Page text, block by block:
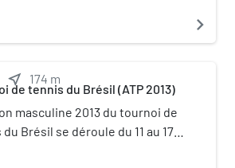
Paraná Rio Grande do SulCe
a également sous sa
les agences
établies dans les villes
Cabal et Robert Farah celle
navigate_next
near_me 174 m
de tennis du Brésil (ATP 2013)
masculine 2013 du tournoi de
Brésil se déroule du 11 au 17